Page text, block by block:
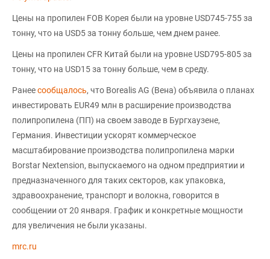
Цены на пропилен FOB Корея были на уровне USD745-755 за
тонну, что на USD5 за тонну больше, чем днем ранее.
Цены на пропилен CFR Китай были на уровне USD795-805 за
тонну, что на USD15 за тонну больше, чем в среду.
Ранеесообщалось, что Borealis AG (Вена) объявила о планах
инвестировать EUR49 млн в расширение производства
полипропилена (ПП) на своем заводе в Бургхаузене,
Германия. Инвестиции ускорят коммерческое
масштабирование производства полипропилена марки
Borstar Nextension, выпускаемого на одном предприятии и
предназначенного для таких секторов, как упаковка,
здравоохранение, транспорт и волокна, говорится в
сообщении от 20 января. График и конкретные мощности
для увеличения не были указаны.
mrc.ru